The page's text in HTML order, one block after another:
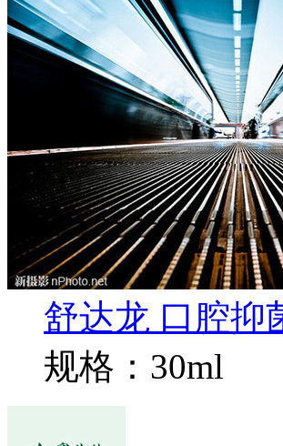
舒达龙 口腔抑
规格：30ml